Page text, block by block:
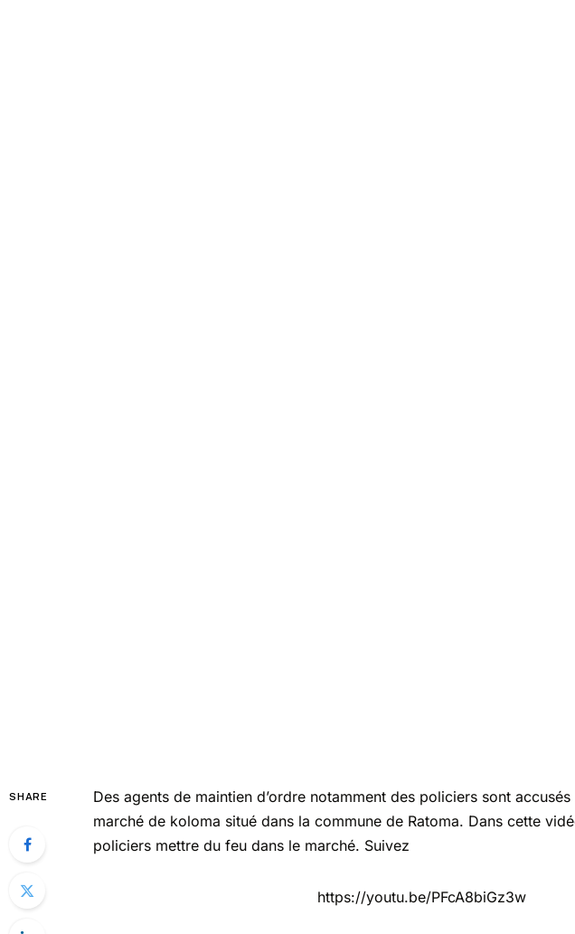
SHARE
Des agents de maintien d’ordre notamment des policiers sont accusés
marché de koloma situé dans la commune de Ratoma. Dans cette
policiers mettre du feu dans le marché. Suivez
https://youtu.be/PFcA8biGz3w